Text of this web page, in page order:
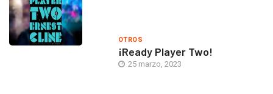
OTROS
¡Ready Player Two!
25 marzo, 2023